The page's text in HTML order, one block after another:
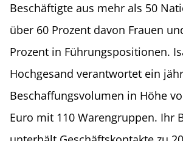
Beschäftigte aus mehr als 50
über 60 Prozent davon Frauen
Prozent in Führungspositionen.
Hochgesand verantwortet ein
Beschaffungsvolumen in Höhe
Euro mit 110 Warengruppen. Ihr